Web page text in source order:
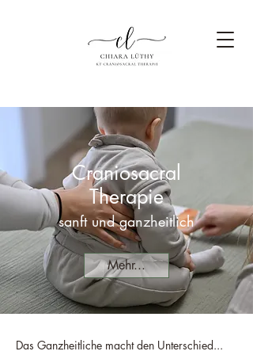
Craniosacral
Therapie
sanft und ganzheitlich
Mehr...
Das Ganzheitliche macht den Unterschied...